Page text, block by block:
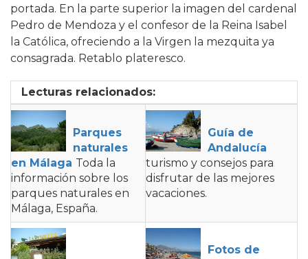
portada. En la parte superior la imagen del cardenal
Pedro de Mendoza y el confesor de la Reina Isabel
la Católica, ofreciendo a la Virgen la mezquita ya
consagrada. Retablo plateresco.
Lecturas relacionados:
Parques
naturales
en Málaga Toda la
información sobre los
parques naturales en
Málaga, España.
Guía de
Andalucía
turismo y consejos para
disfrutar de las mejores
vacaciones.
Fotos de